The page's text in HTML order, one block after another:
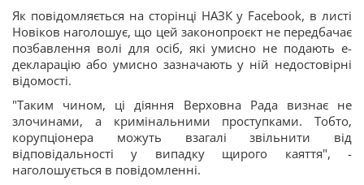
Як повідомляється на сторінці НАЗК у Facebook, в листі
Новіков наголошує, що цей законопроєкт не передбачає
позбавлення волі для осіб, які умисно не подають е-
декларацію або умисно зазначають у ній недостовірні
відомості.
"Таким чином, ці діяння Верховна Рада визнає не
злочинами, а кримінальними проступками. Тобто,
корупціонера можуть взагалі звільнити від
відповідальності у випадку щирого каяття", -
наголошується в повідомленні.